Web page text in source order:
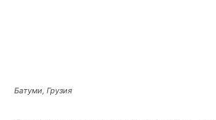
Батуми, Грузия